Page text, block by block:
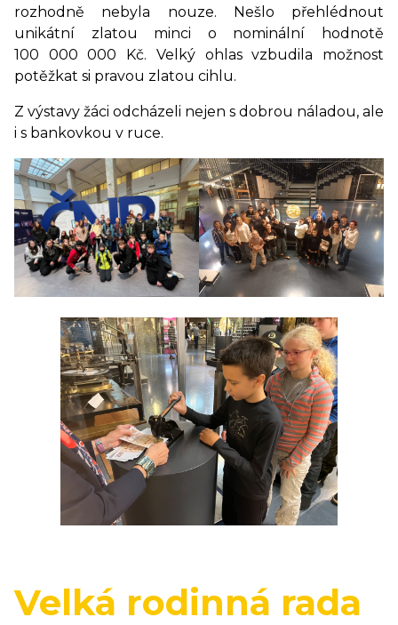
rozhodně nebyla nouze. Nešlo přehlédnout
unikátní zlatou minci o nominální hodnotě
100 000 000 Kč. Velký ohlas vzbudila možnost
potěžkat si pravou zlatou cihlu.
Z výstavy žáci odcházeli nejen s dobrou náladou, ale
i s bankovkou v ruce.
Velká rodinná rada